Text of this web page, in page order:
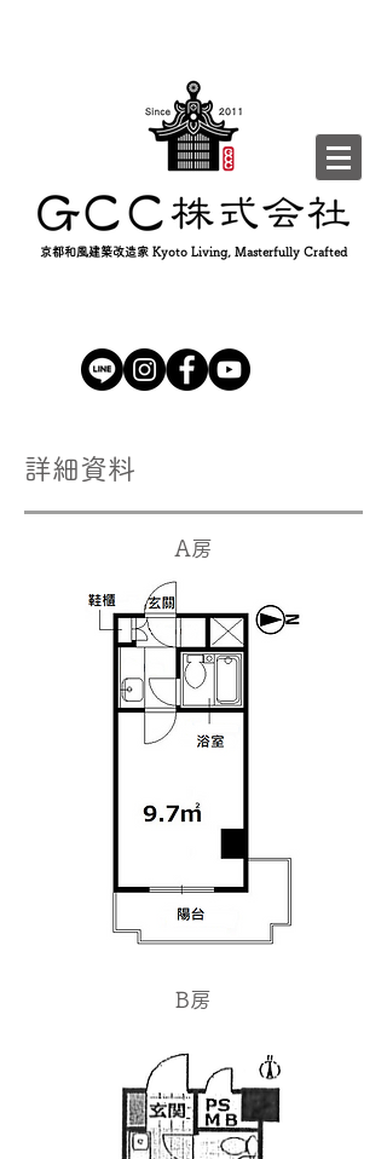
京都和風建築改造家 Kyoto Living, Masterfully Crafted
詳細資料
​A房
​B房